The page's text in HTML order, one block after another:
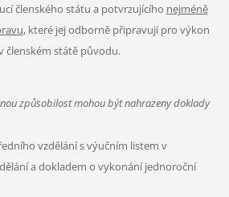
členského státu a potvrzujícího nejméně
, které jej odborně připravují pro výkon
členském státě původu.
způsobilost mohou být nahrazeny doklady
vzdělání s výučním listem v
a dokladem o vykonání jednoroční